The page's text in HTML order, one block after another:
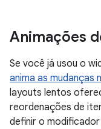
Animações
Se você já usou o
anima as mudanças
layouts lentos
reordenações de
definir o modificador